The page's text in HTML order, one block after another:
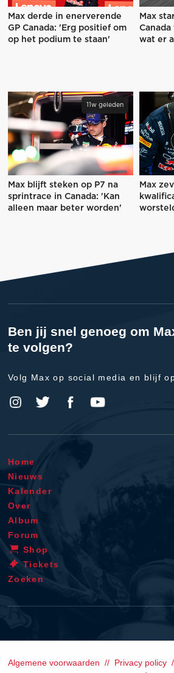
Max derde in enerverende
GP Canada: 'Erg positief om
op het podium te staan'
Max
wat er
11w geleden
Max blijft steken op P7 na
sprintrace in Canada: 'Kan
alleen maar beter worden'
Max
Ben jij snel genoeg om
te volgen?
Volg Max op social media en blijf
Home
Nieuws
Kalender
Over
Album
Forum
Shop
Tickets
Zoeken
Algemene voorwaarden Privacy policy